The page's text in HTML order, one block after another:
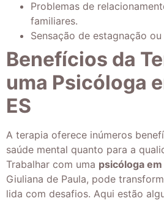
Problemas de
familiares.
Sensação de estagnação
Benefícios da
uma Psicóloga
ES
A terapia oferece inúmeros
saúde mental quanto para a
Trabalhar com uma psicóloga
Giuliana de Paula, pode
lida com desafios. Aqui estão